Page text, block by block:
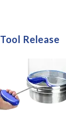
Tool Release